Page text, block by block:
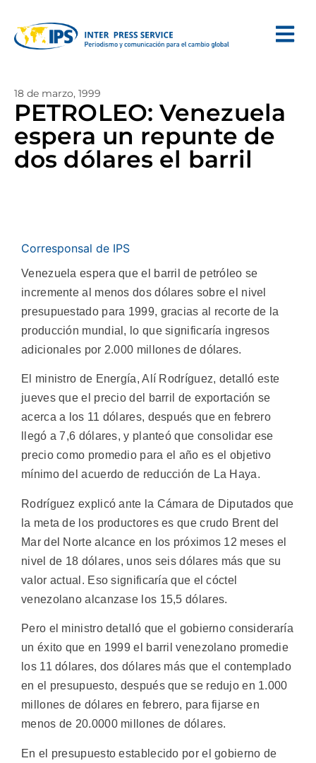
18 de marzo, 1999
PETROLEO: Venezuela
espera un repunte de
dos dólares el barril
Corresponsal de IPS
Venezuela espera que el barril de petróleo se
incremente al menos dos dólares sobre el nivel
presupuestado para 1999, gracias al recorte de la
producción mundial, lo que significaría ingresos
adicionales por 2.000 millones de dólares.
El ministro de Energía, Alí Rodríguez, detalló este
jueves que el precio del barril de exportación se
acerca a los 11 dólares, después que en febrero
llegó a 7,6 dólares, y planteó que consolidar ese
precio como promedio para el año es el objetivo
mínimo del acuerdo de reducción de La Haya.
Rodríguez explicó ante la Cámara de Diputados que
la meta de los productores es que crudo Brent del
Mar del Norte alcance en los próximos 12 meses el
nivel de 18 dólares, unos seis dólares más que su
valor actual. Eso significaría que el cóctel
venezolano alcanzase los 15,5 dólares.
Pero el ministro detalló que el gobierno consideraría
un éxito que en 1999 el barril venezolano promedie
los 11 dólares, dos dólares más que el contemplado
en el presupuesto, después que se redujo en 1.000
millones de dólares en febrero, para fijarse en
menos de 20.0000 millones de dólares.
En el presupuesto establecido por el gobierno de